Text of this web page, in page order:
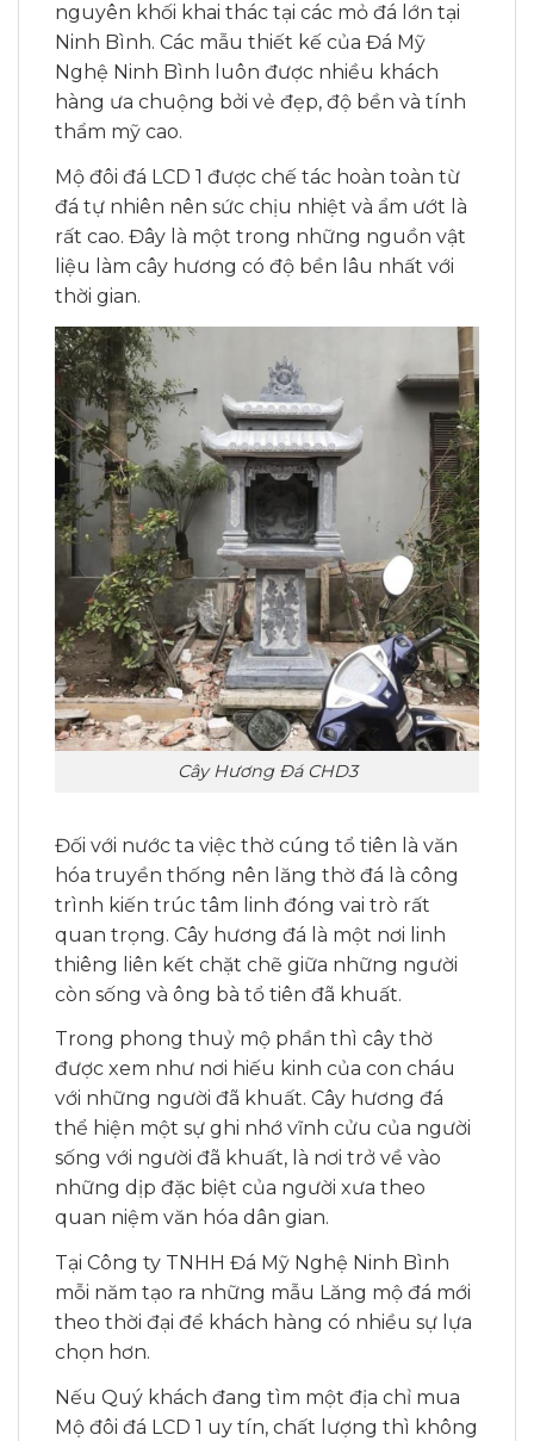
nguyên khối khai thác tại các mỏ đá lớn tại
Ninh Bình. Các mẫu thiết kế của Đá Mỹ
Nghệ Ninh Bình luôn được nhiều khách
hàng ưa chuộng bởi vẻ đẹp, độ bền và tính
thẩm mỹ cao.
Mộ đôi đá LCD 1 được chế tác hoàn toàn từ
đá tự nhiên nên sức chịu nhiệt và ẩm ướt là
rất cao. Đây là một trong những nguồn vật
liệu làm cây hương có độ bền lâu nhất với
thời gian.
Cây Hương Đá CHD3
Đối với nước ta việc thờ cúng tổ tiên là văn
hóa truyền thống nên lăng thờ đá là công
trình kiến trúc tâm linh đóng vai trò rất
quan trọng. Cây hương đá là một nơi linh
thiêng liên kết chặt chẽ giữa những người
còn sống và ông bà tổ tiên đã khuất.
Trong phong thuỷ mộ phần thì cây thờ
được xem như nơi hiếu kinh của con cháu
với những người đã khuất. Cây hương đá
thể hiện một sự ghi nhớ vĩnh cửu của người
sống với người đã khuất, là nơi trở về vào
những dịp đặc biệt của người xưa theo
quan niệm văn hóa dân gian.
Tại Công ty TNHH Đá Mỹ Nghệ Ninh Bình
mỗi năm tạo ra những mẫu Lăng mộ đá mới
theo thời đại để khách hàng có nhiều sự lựa
chọn hơn.
Nếu Quý khách đang tìm một địa chỉ mua
Mộ đôi đá LCD 1 uy tín, chất lượng thì không